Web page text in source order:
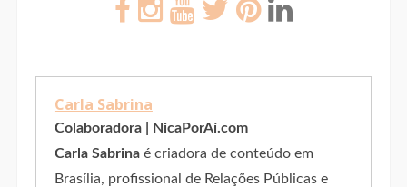
Carla Sabrina
Colaboradora | NicaPorAí.com
Carla Sabrinaé criadora de conteúdo em
Brasília, profissional de Relações Públicas e